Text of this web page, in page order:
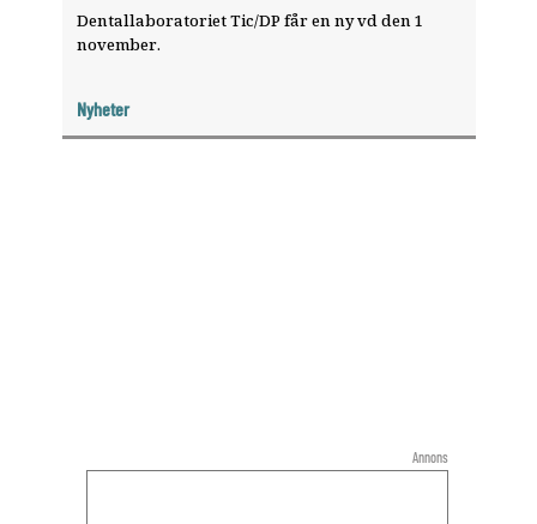
Dentallaboratoriet Tic/DP får en ny vd den 1
november.
Nyheter
Annons